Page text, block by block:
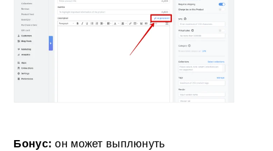
Бонус: он может выплюнуть